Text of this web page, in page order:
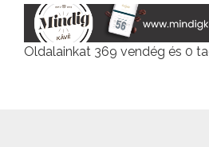
Oldalainkat 369 vendég és 0